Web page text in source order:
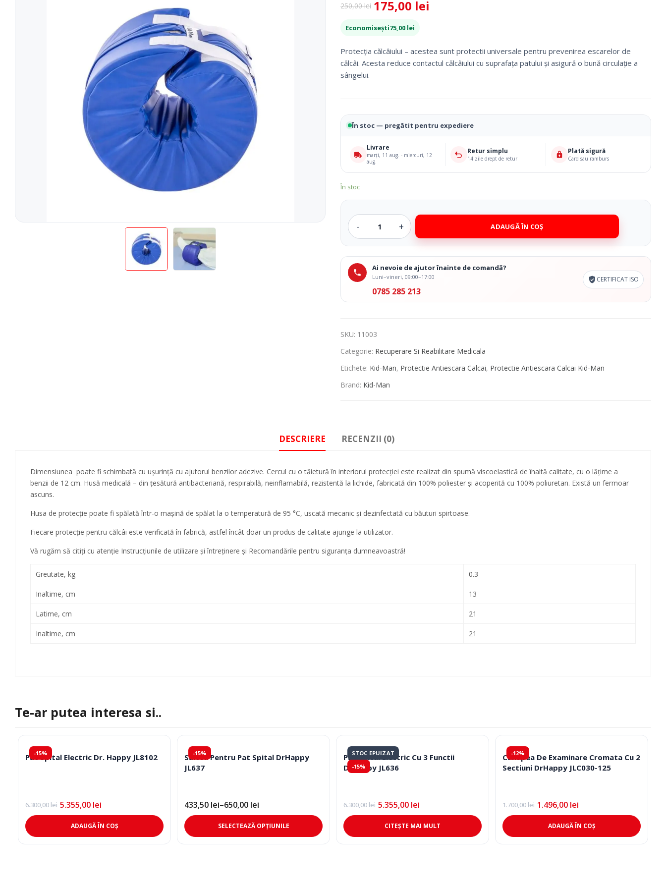
Orteze Pentru Copii
Accesorii Medicale Pentru Recuperare Si
Tratament
Talonete
Scaune De Baie
Rolatoare
Accesorii Dispozitive
Recuperare Si Reabilitare Medicala Mobilier Cabinete Medicale
Produse Pentru Mama Si Bebe Consumabile Medicale Ingrijire Corporala Cosmetice Biounique
Resigilate
250,00lei
Prețul
inițial
a
fost:
250,00 lei.
175,00 lei
Prețul
curent
este:
175,00 lei.
Economisești75,00 lei
Protecția călcâiului – acestea sunt protectii universale pentru prevenirea escarelor de
călcâi. Acesta reduce contactul călcâiului cu suprafața patului și asigură o bună circulație a
sângelui.
În stoc — pregătit pentru expediere
Livrare
marți, 11 aug. - miercuri, 12
aug.
Retur simplu
14 zile drept de retur
Plată sigură
Card sau ramburs
În stoc
ADAUGĂ ÎN COȘ
Ai nevoie de ajutor înainte de comandă?
Luni–vineri, 09:00–17:00
0785 285 213
CERTIFICAT ISO
SKU: 11003
Categorie: Recuperare Si Reabilitare Medicala
Etichete: Kid-Man, Protectie Antiescara Calcai, Protectie Antiescara Calcai Kid-Man
Brand: Kid-Man
DESCRIERE RECENZII (0)
Dimensiunea poate fi schimbată cu ușurință cu ajutorul benzilor adezive. Cercul cu o tăietură în interiorul protecției este realizat din spumă viscoelastică de înaltă calitate, cu o lățime a
benzii de 12 cm. Husă medicală – din țesătură antibacteriană, respirabilă, neinflamabilă, rezistentă la lichide, fabricată din 100% poliester și acoperită cu 100% poliuretan. Există un fermoar
ascuns.
Husa de protecție poate fi spălată într-o mașină de spălat la o temperatură de 95 °C, uscată mecanic și dezinfectată cu băuturi spirtoase.
Fiecare protecție pentru călcâi este verificată în fabrică, astfel încât doar un produs de calitate ajunge la utilizator.
Vă rugăm să citiți cu atenție Instrucțiunile de utilizare și întreținere și Recomandările pentru siguranța dumneavoastră!
Greutate, kg 0.3
Inaltime, cm 13
Latime, cm 21
Inaltime, cm 21
Te-ar putea interesa si..
-15%
Pat Spital Electric Dr. Happy JL8102
6.300,00lei
Prețul
inițial
a
fost:
6.300,00 lei.
5.355,00 lei
Prețul
curent
este:
5.355,00 lei.
ADAUGĂ ÎN COȘ
-15%
Saltea Pentru Pat Spital DrHappy
JL637
433,50 lei–650,00 lei
Interval
de
prețuri:
433,50 lei
până
la
SELECTEAZĂ OPȚIUNILE
produs
are
STOC EPUIZAT
-15%
Pat Spital Electric Cu 3 Functii
DrHappy JL636
6.300,00lei
Prețul
inițial
a
fost:
6.300,00 lei.
5.355,00 lei
Prețul
curent
este:
5.355,00 lei.
CITEȘTE MAI MULT
-12%
Canapea De Examinare Cromata Cu 2
Sectiuni DrHappy JLC030-125
1.700,00lei
Prețul
inițial
a
fost:
1.700,00 lei.
1.496,00 lei
Prețul
curent
este:
1.496,00 lei.
ADAUGĂ ÎN COȘ